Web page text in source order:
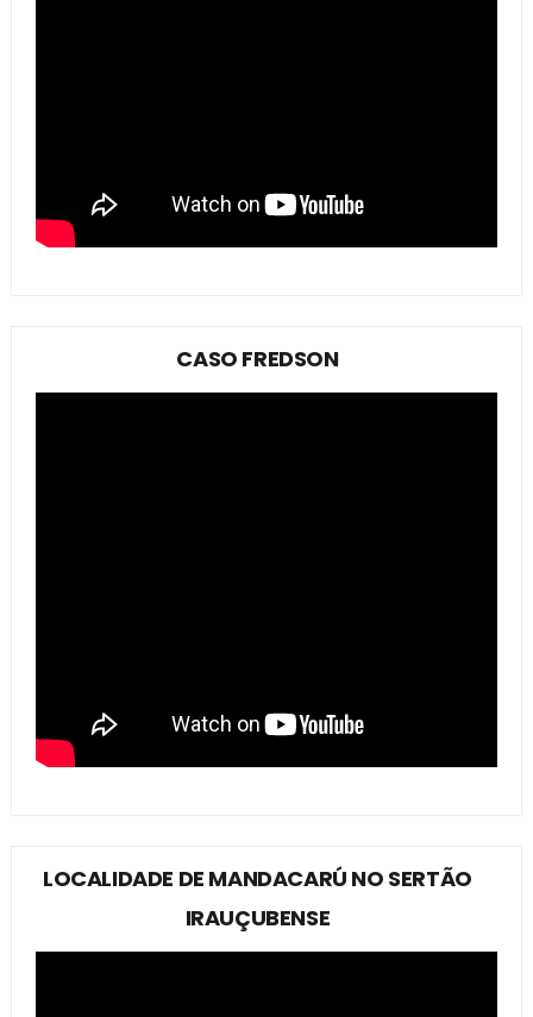
CASO FREDSON
LOCALIDADE DE MANDACARÚ NO SERTÃO
IRAUÇUBENSE